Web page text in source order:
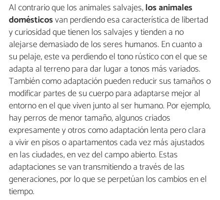
Al contrario que los animales salvajes,los animales
domésticosvan perdiendo esa característica de libertad
y curiosidad que tienen los salvajes y tienden a no
alejarse demasiado de los seres humanos. En cuanto a
su pelaje, este va perdiendo el tono rústico con el que se
adapta al terreno para dar lugar a tonos más variados.
También como adaptación pueden reducir sus tamaños o
modificar partes de su cuerpo para adaptarse mejor al
entorno en el que viven junto al ser humano. Por ejemplo,
hay perros de menor tamaño, algunos criados
expresamente y otros como adaptación lenta pero clara
a vivir en pisos o apartamentos cada vez más ajustados
en las ciudades, en vez del campo abierto. Estas
adaptaciones se van transmitiendo a través de las
generaciones, por lo que se perpetúan los cambios en el
tiempo.